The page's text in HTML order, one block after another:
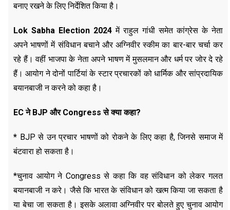
बनाए रखने के लिए निर्देशित किया है।
Lok Sabha Election 2024 में राहुल गांधी समेत कांग्रेस के नेता
अपने भाषणों में संविधान बचाने और अग्निवीर स्कीम का बार-बार चर्चा कर
रहे हैं। वहीं भाजपा के नेता अपने भाषण में मुसलमान और धर्म पर जोर दे रहे
हैं। आयोग ने दोनों पार्टियां के स्टार प्रचारकों को धार्मिक और सांप्रदायिक
बयानबाजी न करने को कहा है।
EC ने BJP और Congress से क्या कहा?
* BJP से उन प्रचार भाषणों को रोकने के लिए कहा है, जिनसे समाज में
बंटवारा हो सकता है।
*चुनाव आयोग ने Congress से कहा कि वह संविधान को लेकर गलत
बयानबाजी न करे। जैसे कि भारत के संविधान को खत्म किया जा सकता है
या बेचा जा सकता है। इसके अलावा अग्निवीर पर बोलते हुए चुनाव आयोग